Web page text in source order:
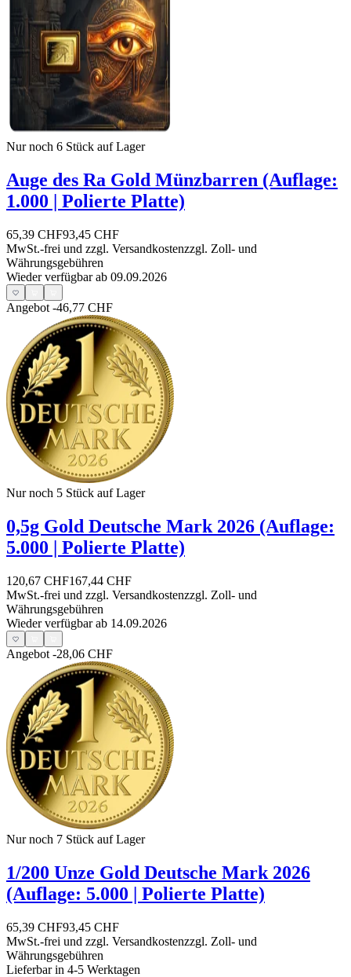
Nur noch 6 Stück auf Lager
Auge des Ra Gold Münzbarren (Auflage:
1.000 | Polierte Platte)
65,39 CHF93,45 CHF
MwSt.-frei und zzgl. Versandkostenzzgl. Zoll- und
Währungsgebühren
Wieder verfügbar ab 09.09.2026
Angebot -46,77 CHF
Nur noch 5 Stück auf Lager
0,5g Gold Deutsche Mark 2026 (Auflage:
5.000 | Polierte Platte)
120,67 CHF167,44 CHF
MwSt.-frei und zzgl. Versandkostenzzgl. Zoll- und
Währungsgebühren
Wieder verfügbar ab 14.09.2026
Angebot -28,06 CHF
Nur noch 7 Stück auf Lager
1/200 Unze Gold Deutsche Mark 2026
(Auflage: 5.000 | Polierte Platte)
65,39 CHF93,45 CHF
MwSt.-frei und zzgl. Versandkostenzzgl. Zoll- und
Währungsgebühren
Lieferbar in 4-5 Werktagen